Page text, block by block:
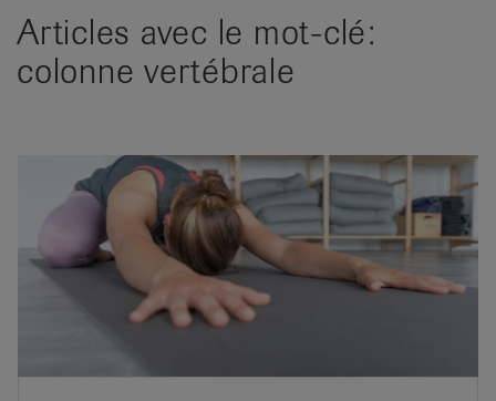
langue:
deArticles avec le mot-clé:
colonne vertébrale
de
patients